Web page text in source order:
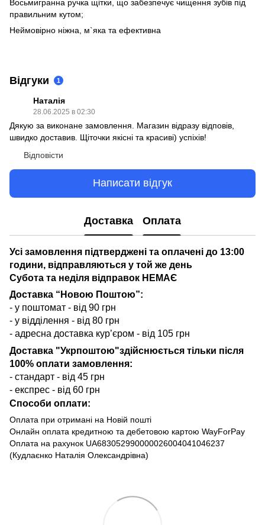
Восьмигранна ручка щітки, що забезпечує чищення зубів під
правильним кутом;
Неймовірно ніжна, м`яка та ефективна
Відгуки 1
Наталія
28.06.2025 в 02:30
Дякую за виконане замовлення. Магазин відразу відповів,
швидко доставив. Щіточки якісні та красиві) успіхів!
Відповісти
Написати відгук
Доставка Оплата
Усі замовлення підтверджені та оплачені до 13:00
години, відправляються у той же день
Субота та неділя відправок НЕМАЄ
Доставка “Новою Поштою”:
- у поштомат - від 90 грн
- у відділення - від 80 грн
- адресна доставка кур’єром - від 105 грн
Доставка "Укрпоштою"здійснюється тільки після
100% оплати замовлення:
- стандарт - від 45 грн
- експрес - від 60 грн
Способи оплати:
Оплата при отримані на Новій пошті
Онлайн оплата кредитною та дебетовою картою WayForPay
Оплата на рахунок UA683052990000026004041046237
(Кудлаєнко Наталія Олександрівна)